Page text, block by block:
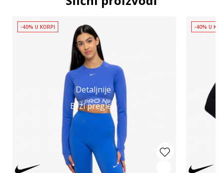
Detaljnije
Brzi pregled
-40% U KORPI -40% U